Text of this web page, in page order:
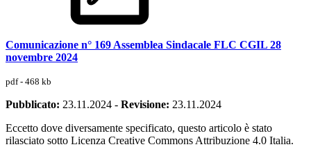
Comunicazione n° 169 Assemblea Sindacale FLC CGIL 28
novembre 2024
pdf - 468 kb
Pubblicato: 23.11.2024 - Revisione: 23.11.2024
Eccetto dove diversamente specificato, questo articolo è stato
rilasciato sotto Licenza Creative Commons Attribuzione 4.0 Italia.